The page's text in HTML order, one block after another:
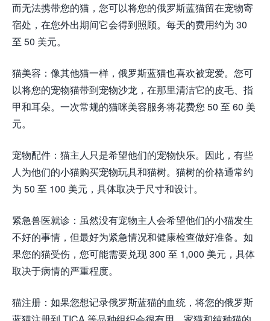
而无法携带您的猫，您可以将您的俄罗斯蓝猫留在宠物寄
宿处，在您外出期间它会得到照顾。每天的费用约为 30
至 50 美元。
猫美容：像其他猫一样，俄罗斯蓝猫也喜欢被宠爱。您可
以将您的宠物猫带到宠物沙龙，在那里清洁它的皮毛、指
甲和耳朵。一次常规的猫咪美容服务将花费您 50 至 60 美
元。
宠物配件：猫主人只是希望他们的宠物快乐。因此，有些
人为他们的小猫购买宠物玩具和猫树。猫树的价格通常约
为 50 至 100 美元，具体取决于尺寸和设计。
紧急兽医就诊：虽然没有宠物主人会希望他们的小猫发生
不好的事情，但最好为紧急情况和健康检查做好准备。如
果您的猫受伤，您可能需要兑现 300 至 1,000 美元，具体
取决于病情的严重程度。
猫注册：如果您想记录俄罗斯蓝猫的血统，将您的俄罗斯